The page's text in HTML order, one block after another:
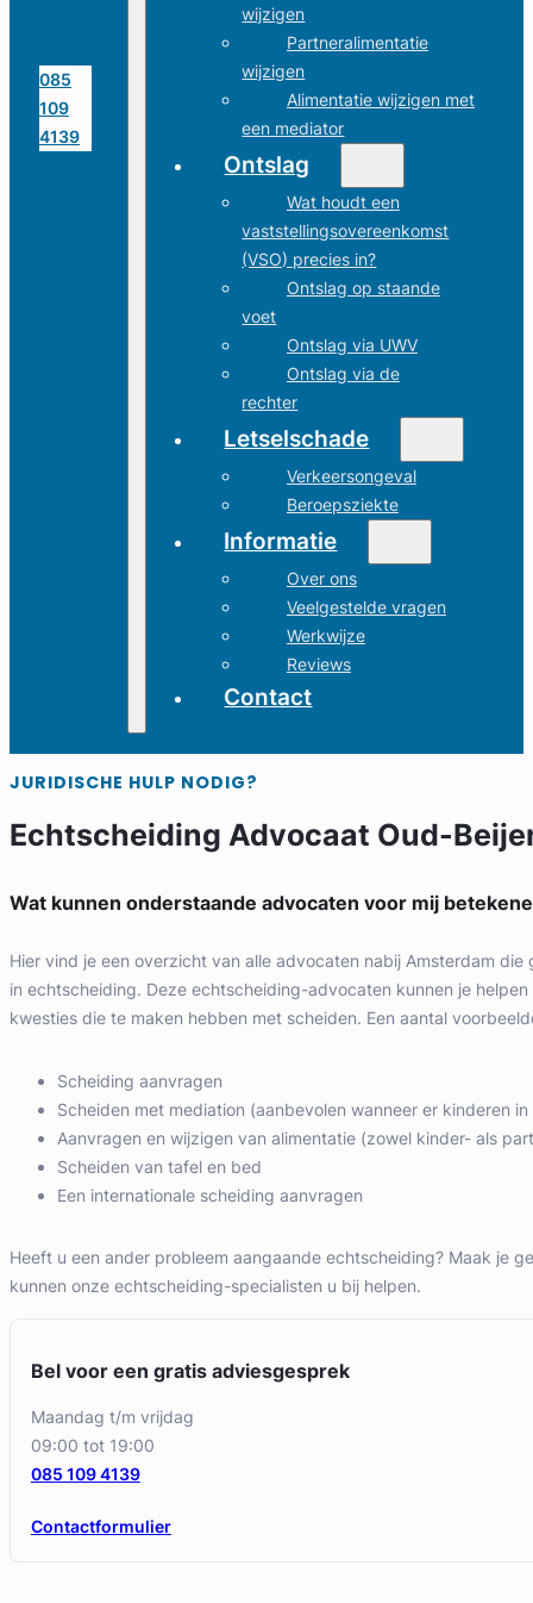
085
109
4139
wijzigen
Partneralimentatie
wijzigen
Alimentatie wijzigen met
een mediator
Ontslag
Wat houdt een
vaststellingsovereenkomst
(VSO) precies in?
Ontslag op staande
voet
Ontslag via UWV
Ontslag via de
rechter
Letselschade
Verkeersongeval
Beroepsziekte
Informatie
Over ons
Veelgestelde vragen
Werkwijze
Reviews
Contact
JURIDISCHE HULP NODIG?
Echtscheiding Advocaat Oud-
Wat kunnen onderstaande advocaten voor mij
Hier vind je een overzicht van alle advocaten nabij Amsterdam die
in echtscheiding. Deze echtscheiding-advocaten kunnen je helpen
kwesties die te maken hebben met scheiden. Een aantal
Scheiding aanvragen
Scheiden met mediation (aanbevolen wanneer er kinderen
Aanvragen en wijzigen van alimentatie (zowel kinder- als
Scheiden van tafel en bed
Een internationale scheiding aanvragen
Heeft u een ander probleem aangaande echtscheiding? Maak je
kunnen onze echtscheiding-specialisten u bij helpen.
Bel voor een gratis adviesgesprek
maandag t/m vrijdag
09:00 tot 19:00
Contactformulier
085 109 4139